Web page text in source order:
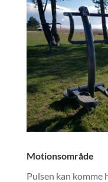
Motionsområde
Pulsen kan komme